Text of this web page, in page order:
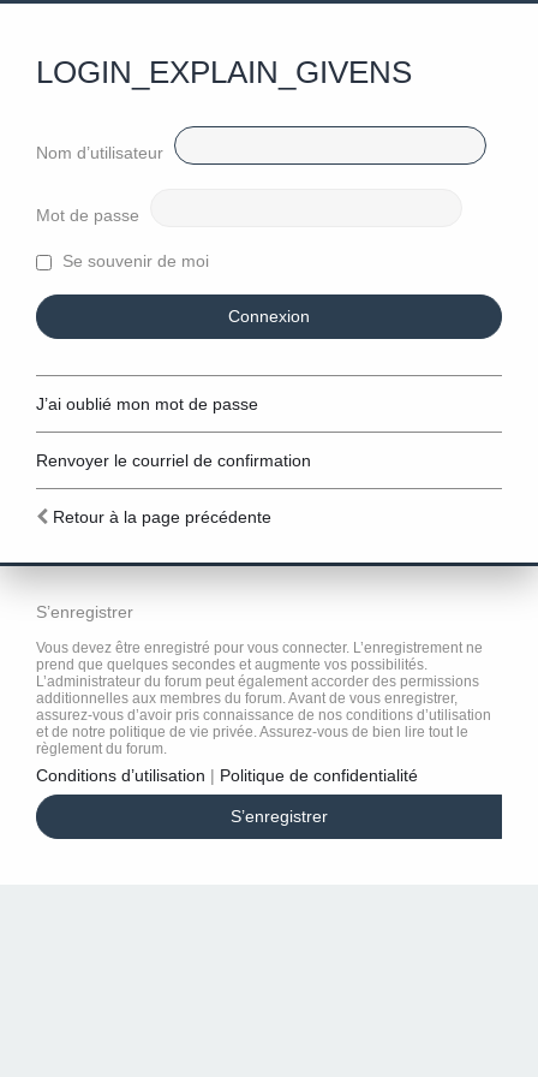
LOGIN_EXPLAIN_GIVENS
Nom d’utilisateur
Mot de passe
Se souvenir de moi
J’ai oublié mon mot de passe
Renvoyer le courriel de confirmation
Retour à la page précédente
S’enregistrer
Vous devez être enregistré pour vous connecter. L’enregistrement ne
prend que quelques secondes et augmente vos possibilités.
L’administrateur du forum peut également accorder des permissions
additionnelles aux membres du forum. Avant de vous enregistrer,
assurez-vous d’avoir pris connaissance de nos conditions d’utilisation
et de notre politique de vie privée. Assurez-vous de bien lire tout le
règlement du forum.
Conditions d’utilisation | Politique de confidentialité
S’enregistrer